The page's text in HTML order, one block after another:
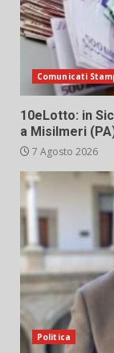
Comunicati
10eLotto: in
a Misilmeri
7 Agosto 2026
Politica